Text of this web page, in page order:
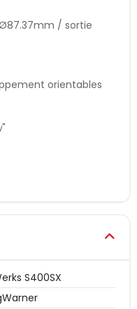
/ sortie
orientables
S400SX